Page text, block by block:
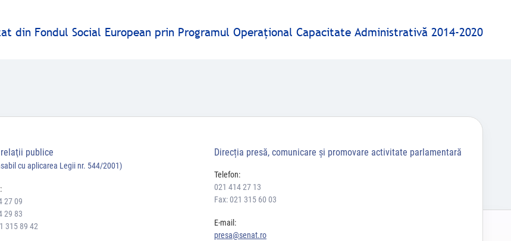
din Fondul Social European prin Programul Operaţional Capacitate Administrativă 2014-2020
publice
cu aplicarea Legii nr. 544/2001)
27 09
29 83
315 89 42
Direcția presă, comunicare și promovare activitate parlamentară
Telefon:
021 414 27 13
Fax: 021 315 60 03
E-mail:
presa@senat.ro